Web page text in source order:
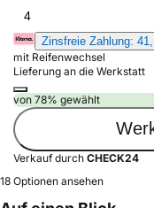
4
Zinsfreie Zahlung:
mit Reifenwechsel
Lieferung an die Werkstatt
von 78% gewählt
Verkauf durch CHECK24
18 Optionen ansehen